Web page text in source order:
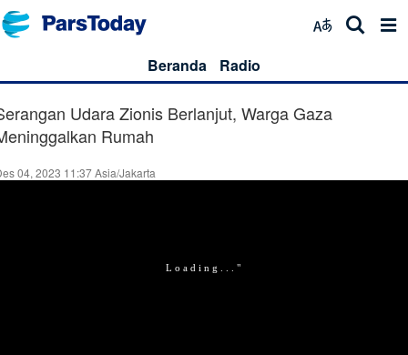
Beranda Radio
Udara Zionis Berlanjut, Warga Gaza
Rumah
04, 2023 11:37 Asia/Jakarta